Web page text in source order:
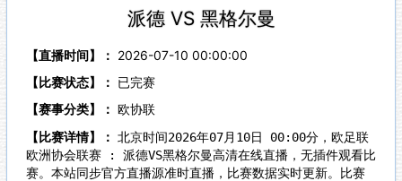
派德 VS 黑格尔曼
【直播时间】： 2026-07-10 00:00:00
【比赛状态】：
已完赛
【赛事分类】： 欧协联
【比赛详情】： 北京时间2026年07月10日 00:00分，欧足联
欧洲协会联赛 : 派德VS黑格尔曼高清在线直播，无插件观看比
赛。本站同步官方直播源准时直播，比赛数据实时更新。比赛